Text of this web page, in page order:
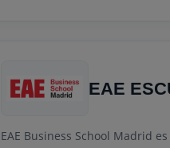
EAE
EAE Business School Madrid